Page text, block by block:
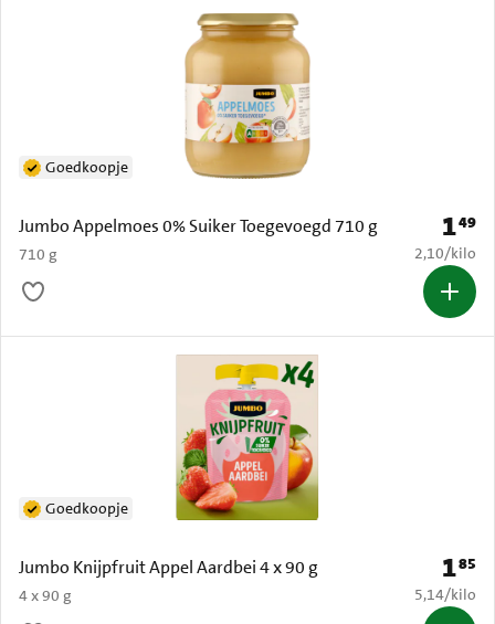
Jumbo Appelmoes 0% Suiker Toegevoegd 710 g
710 g
Goedkoopje
Prijs:
149
€ 2,10 per
2,10/kilo
Jumbo Knijpfruit Appel Aardbei 4 x 90 g
4 x 90 g
Goedkoopje
Prijs:
185
€ 5,14 per
5,14/kilo